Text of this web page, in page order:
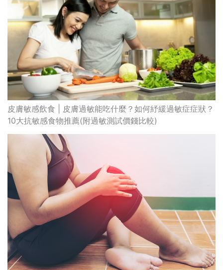
皮膚敏感飲食 | 皮膚過敏能吃什麼？如何紓緩過敏症症狀？
10大抗敏感食物推薦(附過敏測試價錢比較)